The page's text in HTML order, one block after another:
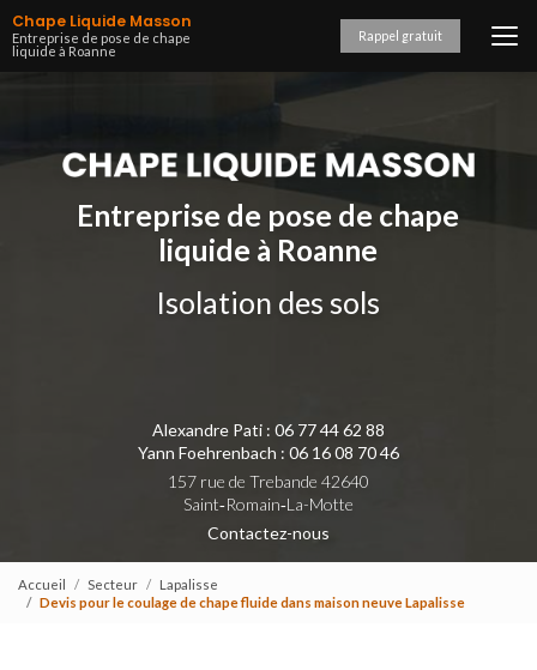
Aller
au
contenu
Chape Liquide Masson
Entreprise de pose de chape
liquide à Roanne
Rappel gratuit
Entreprise de pose de chape
liquide à Roanne
Isolation des sols
Alexandre Pati : 06 77 44 62 88
Yann Foehrenbach : 06 16 08 70 46
157 rue de Trebande 42640
Saint‑Romain‑La-Motte
Contactez-nous
Accueil Secteur
Lapalisse
Devis pour le coulage de chape fluide dans maison neuve Lapalisse